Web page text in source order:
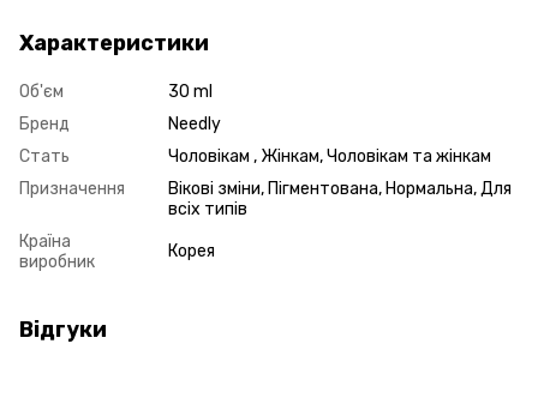
Характеристики
Об'єм
30 ml
Бренд
Needly
Стать
Чоловікам , Жінкам, Чоловікам та жінкам
Призначення
Вікові зміни, Пігментована, Нормальна, Для
всіх типів
Країна
виробник
Корея
Відгуки